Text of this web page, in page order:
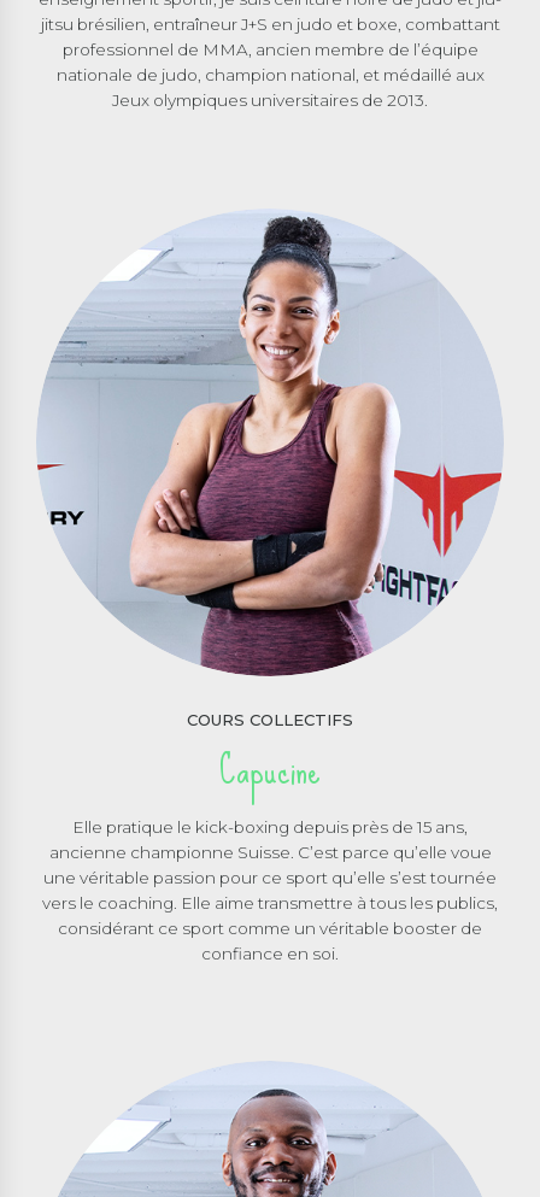
jitsu brésilien, entraîneur J+S en judo et boxe, combattant
professionnel de MMA, ancien membre de l’équipe
nationale de judo, champion national, et médaillé aux
Jeux olympiques universitaires de 2013.
COURS COLLECTIFS
Capucine
Elle pratique le kick-boxing depuis près de 15 ans,
ancienne championne Suisse. C’est parce qu’elle voue
une véritable passion pour ce sport qu’elle s’est tournée
vers le coaching. Elle aime transmettre à tous les publics,
considérant ce sport comme un véritable booster de
confiance en soi.